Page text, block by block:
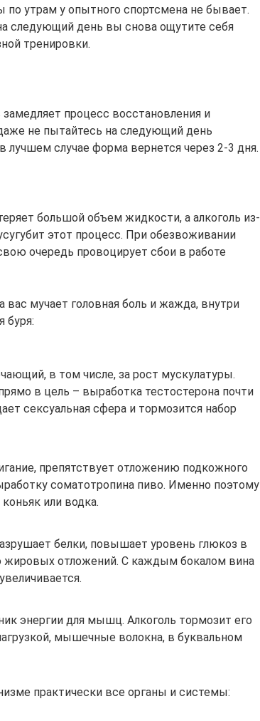
по утрам у опытного спортсмена не бывает.
следующий день вы снова ощутите себя
тренировки.
процесс восстановления и
не пытайтесь на следующий день
лучшем случае форма вернется через 2-3 дня.
большой объем жидкости, а алкоголь из-
этот процесс. При обезвоживании
очередь провоцирует сбои в работе
мучает головная боль и жажда, внутри
буря:
в том числе, за рост мускулатуры.
в цель – выработка тестостерона почти
сексуальная сфера и тормозится набор
препятствует отложению подкожного
соматотропина пиво. Именно поэтому
или водка.
белки, повышает уровень глюкоз в
жировых отложений. С каждым бокалом вина
энергии для мышц. Алкоголь тормозит его
мышечные волокна, в буквальном
практически все органы и системы: